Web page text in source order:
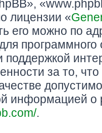
лицензии «
его можно по
поддержкой
за то,
информацией о
.